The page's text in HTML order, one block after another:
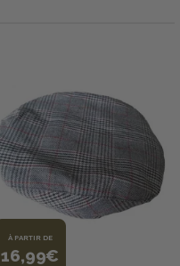
À PARTIR DE
16,99€